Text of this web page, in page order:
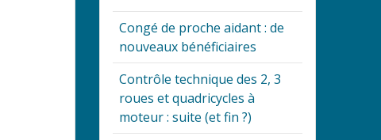
Congé de proche aidant : de
nouveaux bénéficiaires
Contrôle technique des 2, 3
roues et quadricycles à
moteur : suite (et fin ?)